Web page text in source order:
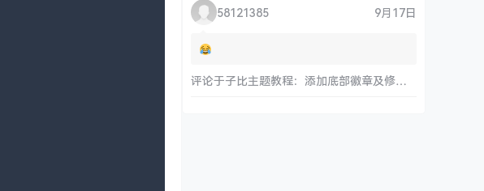
58121385 9月17日
评论于子比主题教程：添加底部徽章及修改链接和运行时间